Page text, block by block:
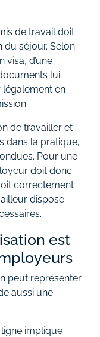
de travail doit
du séjour. Selon
visa, d’une
lui
légalement en
de travailler et
dans la pratique,
Pour une
doit donc
correctement
dispose
est
peut représenter
aussi une
implique